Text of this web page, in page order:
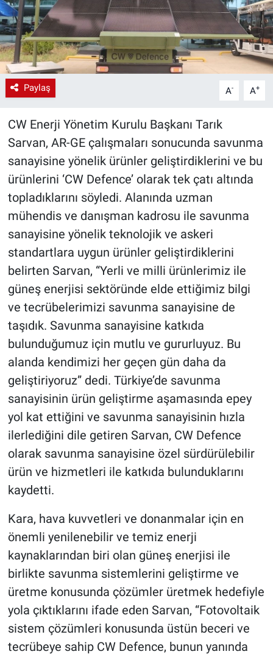
Paylaş A- A+
CW Enerji Yönetim Kurulu Başkanı Tarık
Sarvan, AR-GE çalışmaları sonucunda savunma
sanayisine yönelik ürünler geliştirdiklerini ve bu
ürünlerini ‘CW Defence’ olarak tek çatı altında
topladıklarını söyledi. Alanında uzman
mühendis ve danışman kadrosu ile savunma
sanayisine yönelik teknolojik ve askeri
standartlara uygun ürünler geliştirdiklerini
belirten Sarvan, “Yerli ve milli ürünlerimiz ile
güneş enerjisi sektöründe elde ettiğimiz bilgi
ve tecrübelerimizi savunma sanayisine de
taşıdık. Savunma sanayisine katkıda
bulunduğumuz için mutlu ve gururluyuz. Bu
alanda kendimizi her geçen gün daha da
geliştiriyoruz” dedi. Türkiye’de savunma
sanayisinin ürün geliştirme aşamasında epey
yol kat ettiğini ve savunma sanayisinin hızla
ilerlediğini dile getiren Sarvan, CW Defence
olarak savunma sanayisine özel sürdürülebilir
ürün ve hizmetleri ile katkıda bulunduklarını
kaydetti.
Kara, hava kuvvetleri ve donanmalar için en
önemli yenilenebilir ve temiz enerji
kaynaklarından biri olan güneş enerjisi ile
birlikte savunma sistemlerini geliştirme ve
üretme konusunda çözümler üretmek hedefiyle
yola çıktıklarını ifade eden Sarvan, “Fotovoltaik
sistem çözümleri konusunda üstün beceri ve
tecrübeye sahip CW Defence, bunun yanında